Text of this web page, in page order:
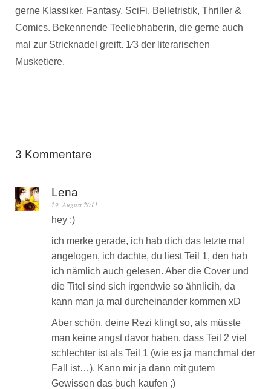
gerne Klassiker, Fantasy, SciFi, Belletristik, Thriller &
Comics. Bekennende Teeliebhaberin, die gerne auch
mal zur Stricknadel greift. 1⁄3 der literarischen
Musketiere.
3 Kommentare
Lena
29. August 2011
hey :)
ich merke gerade, ich hab dich das letzte mal
angelogen, ich dachte, du liest Teil 1, den hab
ich nämlich auch gelesen. Aber die Cover und
die Titel sind sich irgendwie so ähnlicih, da
kann man ja mal durcheinander kommen xD
Aber schön, deine Rezi klingt so, als müsste
man keine angst davor haben, dass Teil 2 viel
schlechter ist als Teil 1 (wie es ja manchmal der
Fall ist…). Kann mir ja dann mit gutem
Gewissen das buch kaufen ;)